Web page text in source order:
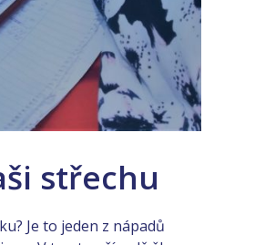
střechu
Je to jeden z nápadů